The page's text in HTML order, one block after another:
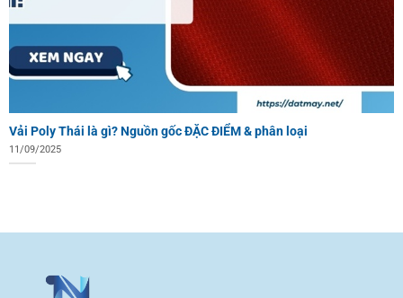
Vải Poly Thái là gì? Nguồn gốc ĐẶC ĐIỂM & phân loại
11/09/2025